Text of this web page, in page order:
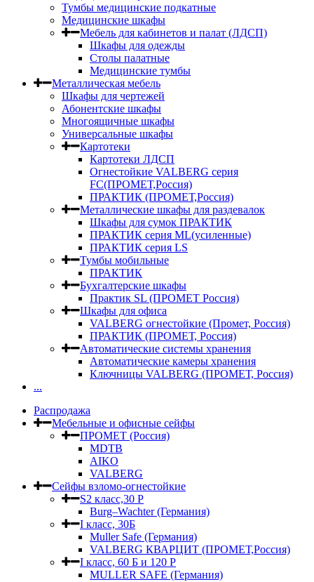
Тумбы медицинские подкатные
Медицинские шкафы
Мебель для кабинетов и палат (ЛДСП)
Шкафы для одежды
Столы палатные
Медицинские тумбы
Металлическая мебель
Шкафы для чертежей
Абонентские шкафы
Многоящичные шкафы
Универсальные шкафы
Картотеки
Картотеки ЛДСП
Огнестойкие VALBERG серия
FC(ПРОМЕТ,Россия)
ПРАКТИК (ПРОМЕТ,Россия)
Металлические шкафы для раздевалок
Шкафы для сумок ПРАКТИК
ПРАКТИК серия ML(усиленные)
ПРАКТИК серия LS
Тумбы мобильные
ПРАКТИК
Бухгалтерские шкафы
Практик SL (ПРОМЕТ Россия)
Шкафы для офиса
VALBERG огнестойкие (Промет, Россия)
ПРАКТИК (ПРОМЕТ, Россия)
Автоматические системы хранения
Автоматические камеры хранения
Ключницы VALBERG (ПРОМЕТ, Россия)
...
Распродажа
Мебельные и офисные сейфы
ПРОМЕТ (Россия)
MDTB
AIKO
VALBERG
Сейфы взломо-огнестойкие
S2 класс,30 Р
Burg–Wachter (Германия)
I класс, 30Б
Muller Safe (Германия)
VALBERG КВАРЦИТ (ПРОМЕТ,Россия)
I класс, 60 Б и 120 Р
MULLER SAFE (Германия)